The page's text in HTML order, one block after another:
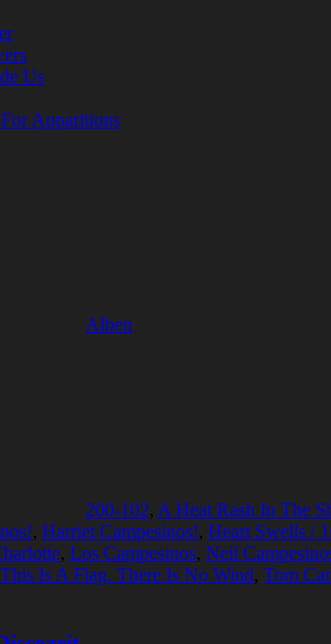
Us
Apparitions
Alben
200-102, A Heat Rash In The
, Harriet Campesinos!, Heart Swells /
, Los Campesinos, Neil
This Is A Flag. There Is No Wind, Tom